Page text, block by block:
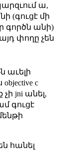
ա,
(գուցէ մի
գործն անի)
փողը չեն
աւելի
c
jni անել,
գուցէ
հանել